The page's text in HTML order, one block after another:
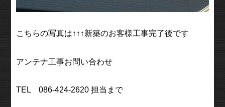
こちらの写真は↑↑↑新築のお客様工事完了後です
アンテナ工事お問い合わせ
TEL 086-424-2620 担当まで